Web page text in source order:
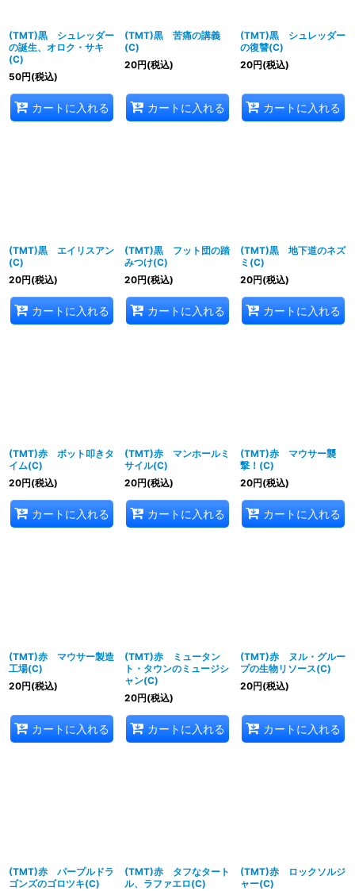
(TMT)黒 シュレッダー
の誕生、オロク・サキ
(C)
50円(税込)
カートに入れる
(TMT)黒 苦痛の講義
(C)
20円(税込)
カートに入れる
(TMT)黒 シュレッダー
の復讐(C)
20円(税込)
カートに入れる
(TMT)黒 エイリスアン
(C)
20円(税込)
カートに入れる
(TMT)黒 フット団の踏
みつけ(C)
20円(税込)
カートに入れる
(TMT)黒 地下道のネズ
ミ(C)
20円(税込)
カートに入れる
(TMT)赤 ボット叩きタ
イム(C)
20円(税込)
カートに入れる
(TMT)赤 マンホールミ
サイル(C)
20円(税込)
カートに入れる
(TMT)赤 マウサー襲
撃！(C)
20円(税込)
カートに入れる
(TMT)赤 マウサー製造
工場(C)
20円(税込)
カートに入れる
(TMT)赤 ミュータン
ト・タウンのミュージシ
ャン(C)
20円(税込)
カートに入れる
(TMT)赤 ヌル・グルー
プの生物リソース(C)
20円(税込)
カートに入れる
(TMT)赤 パープルドラ
ゴンズのゴロツキ(C)
(TMT)赤 タフなタート
ル、ラファエロ(C)
(TMT)赤 ロックソルジ
ャー(C)